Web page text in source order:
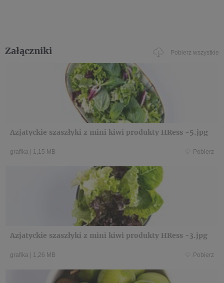
Załączniki Pobierz wszystkie
Azjatyckie szaszłyki z mini kiwi produkty HRess -5.jpg
grafika 1,15 MB Pobierz
Azjatyckie szaszłyki z mini kiwi produkty HRess -3.jpg
grafika 1,26 MB Pobierz